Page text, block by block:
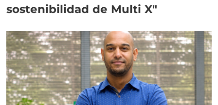
sostenibilidad de Multi X"